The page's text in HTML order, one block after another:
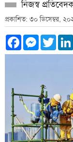
নিজস্ব
প্রকাশিত: ৩০ ডিসেম্বর,
Facebook